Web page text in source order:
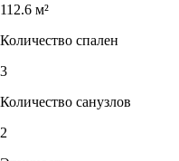
112.6 м²
Количество спален
3
Количество санузлов
2